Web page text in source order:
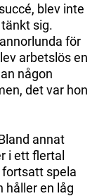
blev inte
sig.
för
arbetslös en
någon
det var hon
annat
i ett flertal
fortsatt spela
håller en låg